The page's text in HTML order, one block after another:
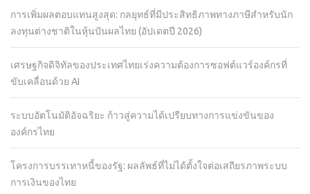
การเพิ่มผลตอบแทนสูงสุด: กลยุทธ์ที่มีประสิทธิภาพทางภาษีสำหรับนัก
ลงทุนต่างชาติในหุ้นปันผลไทย (อัปเดตปี 2026)
เศรษฐกิจดิจิทัลของประเทศไทยเร่งความต้องการซอฟต์แวร์องค์กรที่
ขับเคลื่อนด้วย AI
ระบบอัตโนมัติอัจฉริยะ ก้าวสู่ความได้เปรียบทางการแข่งขันของ
องค์กรไทย
โครงการบรรเทาหนี้ของรัฐ: ผลลัพธ์ที่ไม่ได้ตั้งใจต่อเสถียรภาพระบบ
การเงินของไทย